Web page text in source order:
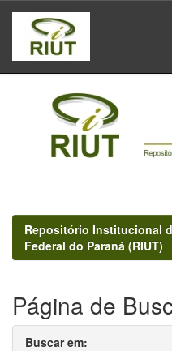
Skip
navigation
Repositório Institucional
Federal do Paraná (RIUT)
Página de
Buscar em: